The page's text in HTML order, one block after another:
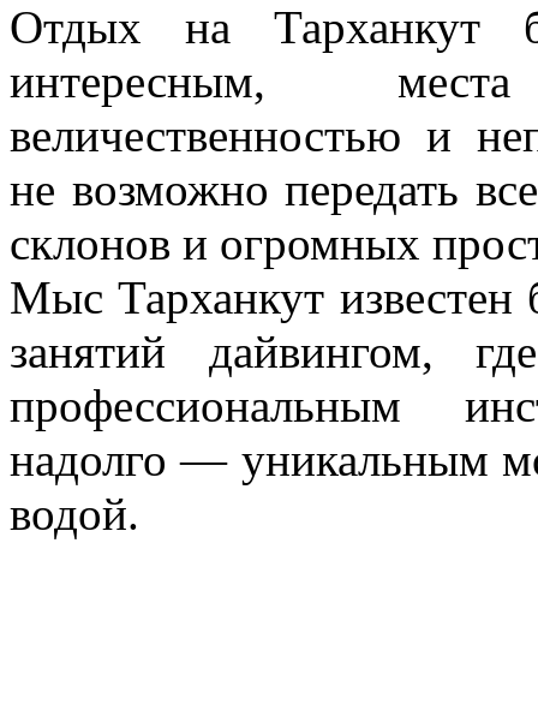
Отдых на Тарханкут
интересным,
величественностью и
не возможно передать
склонов и огромных
Мыс Тарханкут
занятий дайвингом,
профессиональным
надолго — уникальным
водой.